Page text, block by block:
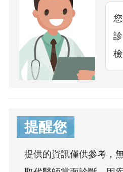
提醒您
提供的資訊僅供參考，